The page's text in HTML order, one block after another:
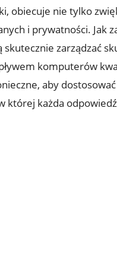
obiecuje nie tylko
i prywatności. Jak
zarządzać
komputerów
aby
której każda